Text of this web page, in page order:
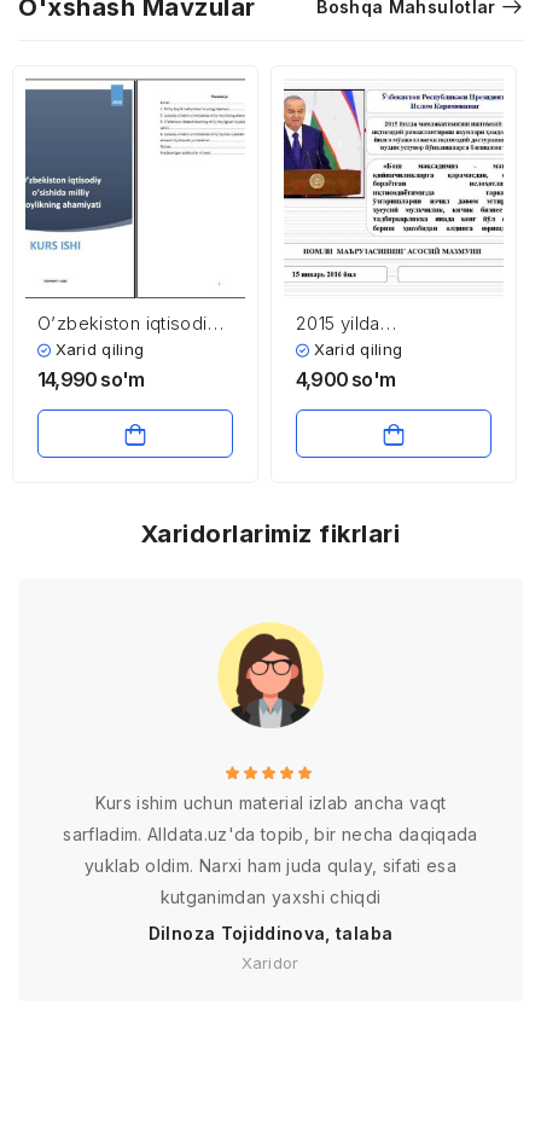
O'xshash Mavzular Boshqa Mahsulotlar
O’zbekiston iqtisodiy
o’sishida milliy
boylikning ahamiyati
Xarid qiling
14,990 so'm
2015 yilda
mamlakatimizni ijtimoiy
– iqtisodiy rivojlantirish
yilga mo’ljallangan
iqtisodiy dasturning
Xarid qiling
4,900 so'm
Xaridorlarimiz fikrlari
Kurs ishim uchun material izlab ancha vaqt
sarfladim. Alldata.uz'da topib, bir necha daqiqada
yuklab oldim. Narxi ham juda qulay, sifati esa
kutganimdan yaxshi chiqdi
Dilnoza Tojiddinova, talaba
Xaridor